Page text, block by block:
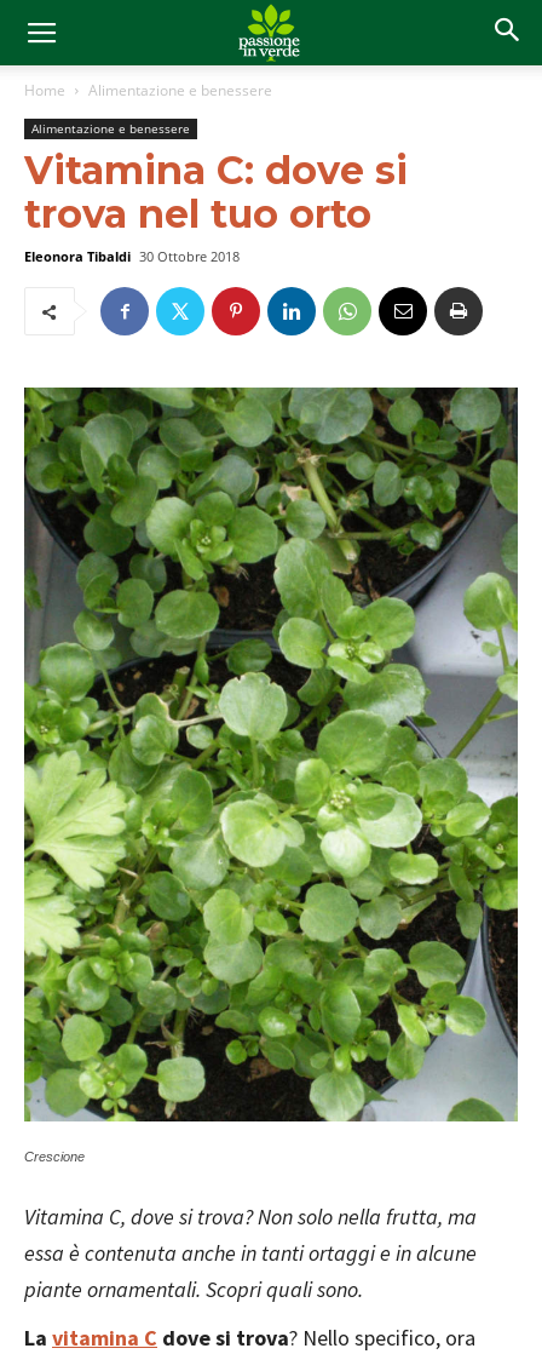
Home Alimentazione e benessere
Alimentazione e benessere
Vitamina C: dove si
trova nel tuo orto
Eleonora Tibaldi 30 Ottobre 2018
Crescione
Vitamina C, dove si trova? Non solo nella frutta, ma
essa è contenuta anche in tanti ortaggi e in alcune
piante ornamentali. Scopri quali sono.
La vitamina C dove si trova? Nello specifico, ora